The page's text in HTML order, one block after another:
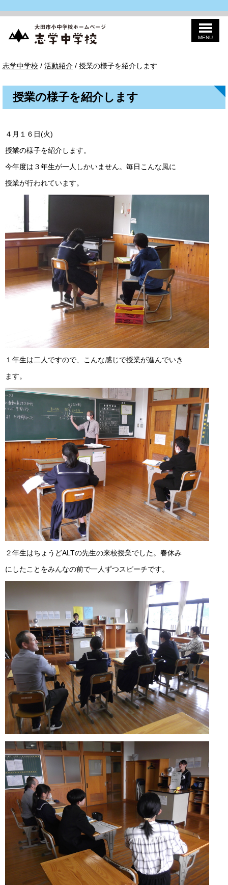
学
学
MENU
現
の
置：
志学中学校 / 活動紹介 / 授業の様子を紹介します
授業の様子を紹介します
４月１６日(火)
授業の様子を紹介します。
今年度は３年生が一人しかいません。毎日こんな風に
授業が行われています。
１年生は二人ですので、こんな感じで授業が進んでいき
ます。
２年生はちょうどALTの先生の来校授業でした。春休み
にしたことをみんなの前で一人ずつスピーチです。